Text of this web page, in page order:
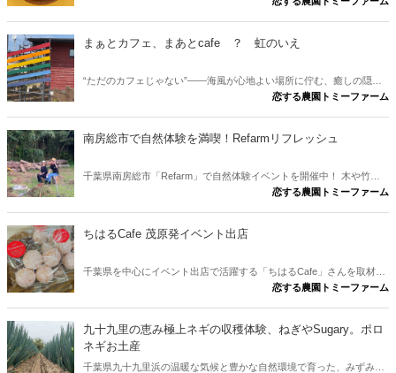
まぁとカフェ、まあとcafe ？ 虹のいえ
“ただのカフェじゃない”——海風が心地よい場所に佇む、癒しの隠れ
恋する農園トミーファーム
南房総市で自然体験を満喫！Refarmリフレッシュ
千葉県南房総市「Refarm」で自然体験イベントを開催中！ 木や竹を
伐採、草刈り、畑で野菜作り、竹林散策、海の近くでリラックス。
恋する農園トミーファーム
ちはるCafe 茂原発イベント出店
千葉県を中心にイベント出店で活躍する「ちはるCafe」さんを取材し
ました。 疲れを癒す 備長炭焙煎珈琲豆。優しい雰囲気のオーナーち
なっちゃうこと間違いなし。
恋する農園トミーファーム
九十九里の恵み極上ネギの収穫体験、ねぎやSugary。ポロ
ネギお土産
千葉県九十九里浜の温暖な気候と豊かな自然環境で育った、みずみず